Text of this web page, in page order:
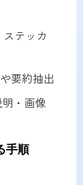
テッカ
要約抽出
・画像
手順